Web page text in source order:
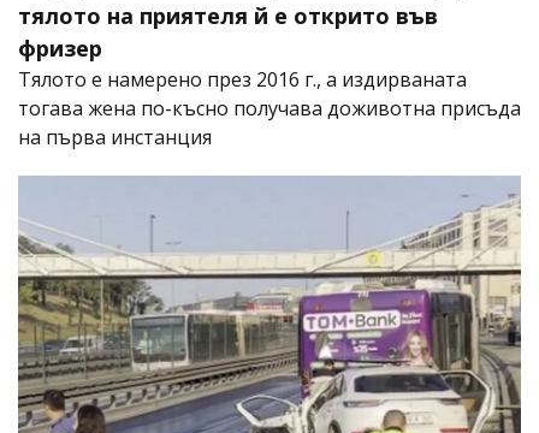
тялото на приятеля й е открито във
фризер
Тялото е намерено през 2016 г., а издирваната
тогава жена по-късно получава доживотна присъда
на първа инстанция